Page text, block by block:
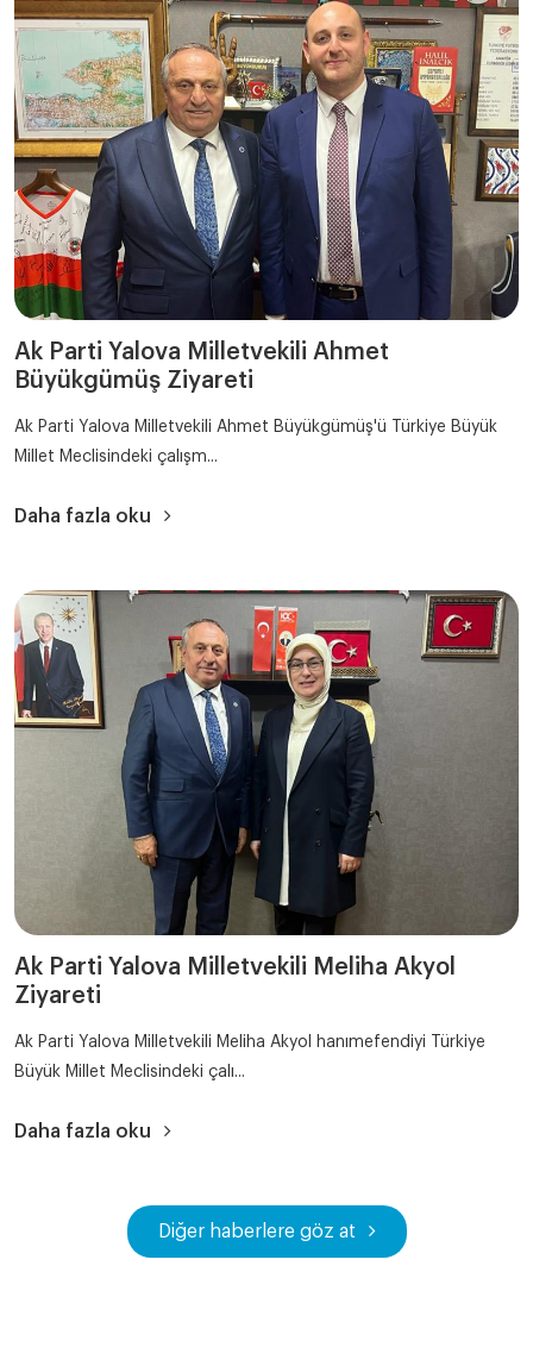
Ak Parti Yalova Milletvekili Ahmet
Büyükgümüş Ziyareti
Ak Parti Yalova Milletvekili Ahmet Büyükgümüş'ü Türkiye Büyük
Millet Meclisindeki çalışm...
Daha fazla oku
Ak Parti Yalova Milletvekili Meliha Akyol
Ziyareti
Ak Parti Yalova Milletvekili Meliha Akyol hanımefendiyi Türkiye
Büyük Millet Meclisindeki çalı...
Daha fazla oku
Diğer haberlere göz at